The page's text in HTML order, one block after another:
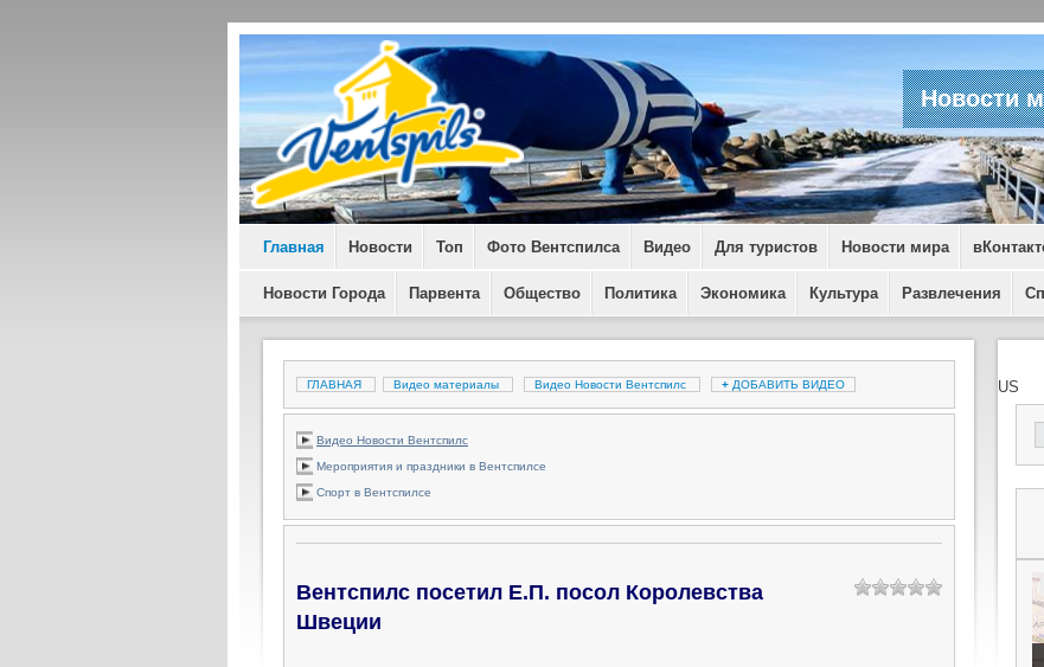
Новости
Главная Новости Топ Фото Вентспилса Видео Для туристов Новости мира
Новости Города Парвента Общество Политика Экономика Культура Развлечения
ГЛАВНАЯ Видео материалы Видео Новости Вентспилс + ДОБАВИТЬ ВИДЕО
Видео Новости Вентспилс
Мероприятия и праздники в Вентспилсе
Спорт в Вентспилсе
Вентспилс посетил Е.П. посол Королевства
Швеции
US